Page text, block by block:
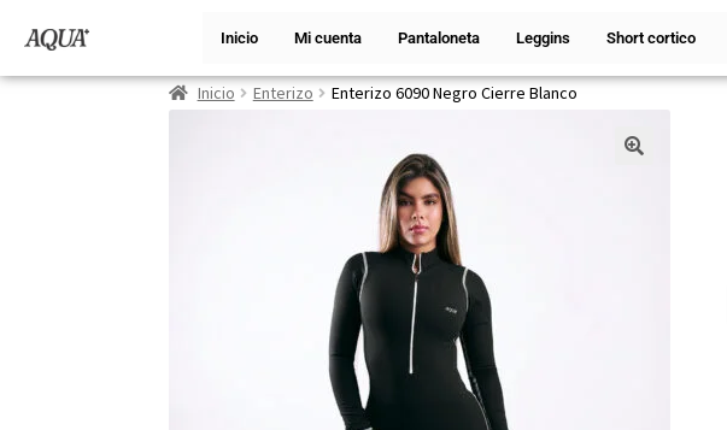
Inicio Mi cuenta Pantaloneta Leggins Short cortico
Inicio Enterizo Enterizo 6090 Negro Cierre Blanco